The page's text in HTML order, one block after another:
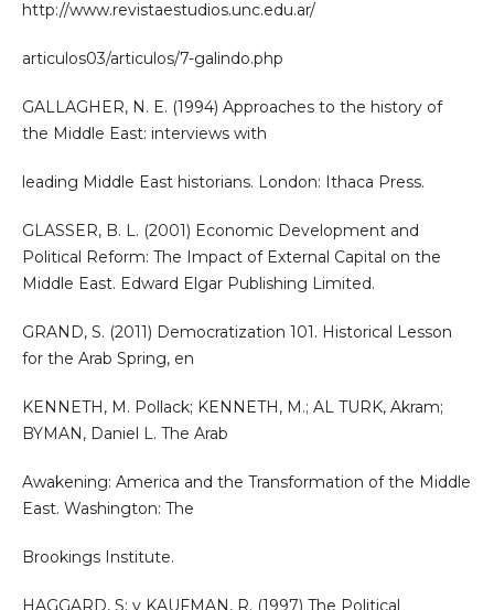
http://www.revistaestudios.unc.edu.ar/
articulos03/articulos/7-galindo.php
GALLAGHER, N. E. (1994) Approaches to the history of
the Middle East: interviews with
leading Middle East historians. London: Ithaca Press.
GLASSER, B. L. (2001) Economic Development and
Political Reform: The Impact of External Capital on the
Middle East. Edward Elgar Publishing Limited.
GRAND, S. (2011) Democratization 101. Historical Lesson
for the Arab Spring, en
KENNETH, M. Pollack; KENNETH, M.; AL TURK, Akram;
BYMAN, Daniel L. The Arab
Awakening: America and the Transformation of the Middle
East. Washington: The
Brookings Institute.
HAGGARD, S; y KAUFMAN, R. (1997) The Political